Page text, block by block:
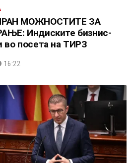
МОЖНОСТИТЕ ЗА
Индиските бизнис-
во посета на ТИРЗ
16:22